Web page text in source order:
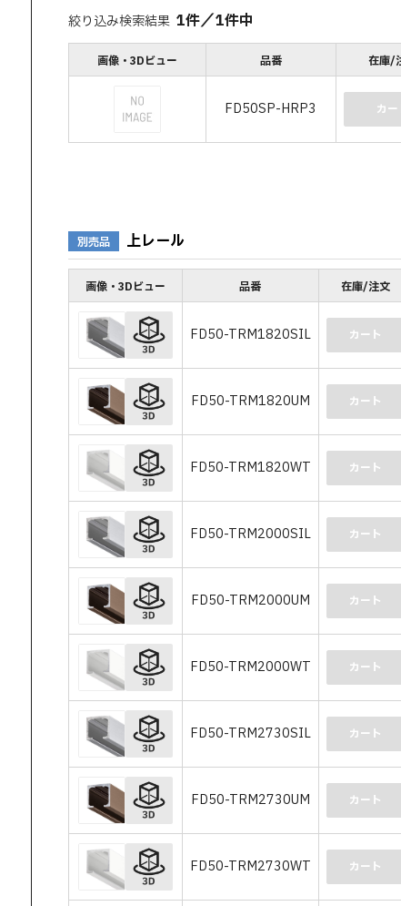
絞り込み検索結果 1件／1件中
画像・3Dビュー 品番 在庫/
FD50SP-HRP3 カー
別売品 上レール
画像・3Dビュー 品番 在庫/注文
FD50-TRM1820SIL カート
FD50-TRM1820UM カート
FD50-TRM1820WT カート
FD50-TRM2000SIL カート
FD50-TRM2000UM カート
FD50-TRM2000WT カート
FD50-TRM2730SIL カート
FD50-TRM2730UM カート
FD50-TRM2730WT カート